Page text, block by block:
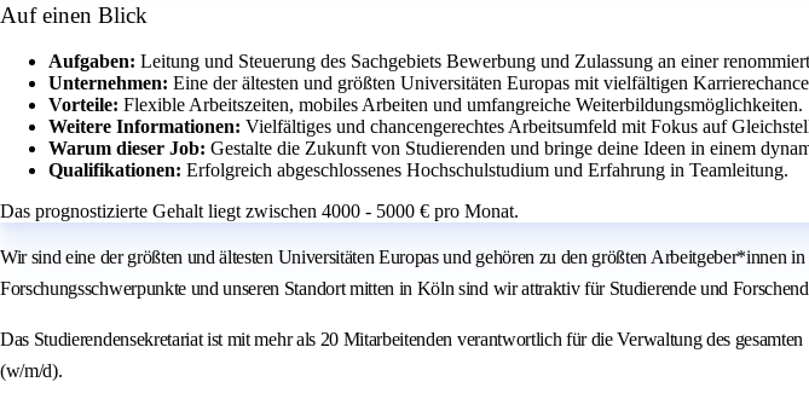
Auf einen Blick
Aufgaben: Leitung und Steuerung des Sachgebiets Bewerbung und Zulassung an einer
Unternehmen: Eine der ältesten und größten Universitäten Europas mit vielfältigen
Vorteile: Flexible Arbeitszeiten, mobiles Arbeiten und umfangreiche Weiterbildungsmöglichkeiten.
Weitere Informationen: Vielfältiges und chancengerechtes Arbeitsumfeld mit Fokus auf
Warum dieser Job: Gestalte die Zukunft von Studierenden und bringe deine Ideen in einem
Qualifikationen: Erfolgreich abgeschlossenes Hochschulstudium und Erfahrung in Teamleitung.
Das prognostizierte Gehalt liegt zwischen 4000 - 5000 € pro Monat.
Wir sind eine der größten und ältesten Universitäten Europas und gehören zu den größten Arbeitgeber*innen
Forschungsschwerpunkte und unseren Standort mitten in Köln sind wir attraktiv für Studierende und
Das Studierendensekretariat ist mit mehr als 20 Mitarbeitenden verantwortlich für die Verwaltung des
(w/m/d).